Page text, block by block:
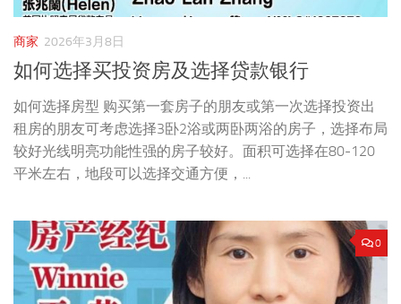
商家 2026年3月8日
如何选择买投资房及选择贷款银行
如何选择房型 购买第一套房子的朋友或第一次选择投资出
租房的朋友可考虑选择3卧2浴或两卧两浴的房子，选择布局
较好光线明亮功能性强的房子较好。面积可选择在80-120
平米左右，地段可以选择交通方便，...
0